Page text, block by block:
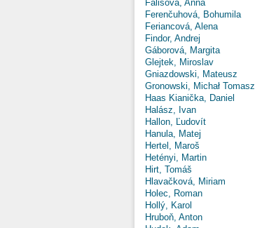
Falisová, Anna
Ferenčuhová, Bohumila
Feriancová, Alena
Findor, Andrej
Gáborová, Margita
Glejtek, Miroslav
Gniazdowski, Mateusz
Gronowski, Michał Tomasz
Haas Kianička, Daniel
Halász, Ivan
Hallon, Ľudovít
Hanula, Matej
Hertel, Maroš
Hetényi, Martin
Hirt, Tomáš
Hlavačková, Miriam
Holec, Roman
Hollý, Karol
Hruboň, Anton